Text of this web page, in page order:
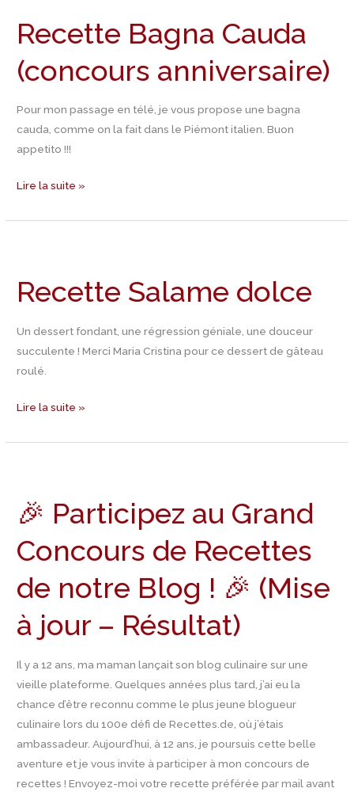
Recette Bagna Cauda
(concours anniversaire)
Pour mon passage en télé, je vous propose une bagna
cauda, comme on la fait dans le Piémont italien. Buon
appetito !!!
Cauda
(concours
anniversaire)
Lire la suite »
Recette Salame dolce
Un dessert fondant, une régression géniale, une douceur
succulente ! Merci Maria Cristina pour ce dessert de gâteau
roulé.
dolce
Lire la suite »
🎉 Participez au Grand
Concours de Recettes
de notre Blog ! 🎉 (Mise
à jour – Résultat)
Il y a 12 ans, ma maman lançait son blog culinaire sur une
vieille plateforme. Quelques années plus tard, j’ai eu la
chance d’être reconnu comme le plus jeune blogueur
culinaire lors du 100e défi de Recettes.de, où j’étais
ambassadeur. Aujourd’hui, à 12 ans, je poursuis cette belle
aventure et je vous invite à participer à mon concours de
recettes ! Envoyez-moi votre recette préférée par mail avant
au
Grand
Concours
Recettes
notre
!
🎉
(Mise
à
jour
–
Résultat)